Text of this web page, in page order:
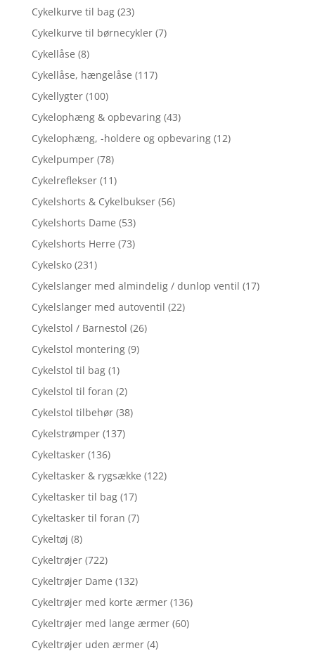
Cykelkurve til bag (23)
Cykelkurve til børnecykler (7)
Cykellåse (8)
Cykellåse, hængelåse (117)
Cykellygter (100)
Cykelophæng & opbevaring (43)
Cykelophæng, -holdere og opbevaring (12)
Cykelpumper (78)
Cykelreflekser (11)
Cykelshorts & Cykelbukser (56)
Cykelshorts Dame (53)
Cykelshorts Herre (73)
Cykelsko (231)
Cykelslanger med almindelig / dunlop ventil (17)
Cykelslanger med autoventil (22)
Cykelstol / Barnestol (26)
Cykelstol montering (9)
Cykelstol til bag (1)
Cykelstol til foran (2)
Cykelstol tilbehør (38)
Cykelstrømper (137)
Cykeltasker (136)
Cykeltasker & rygsække (122)
Cykeltasker til bag (17)
Cykeltasker til foran (7)
Cykeltøj (8)
Cykeltrøjer (722)
Cykeltrøjer Dame (132)
Cykeltrøjer med korte ærmer (136)
Cykeltrøjer med lange ærmer (60)
Cykeltrøjer uden ærmer (4)